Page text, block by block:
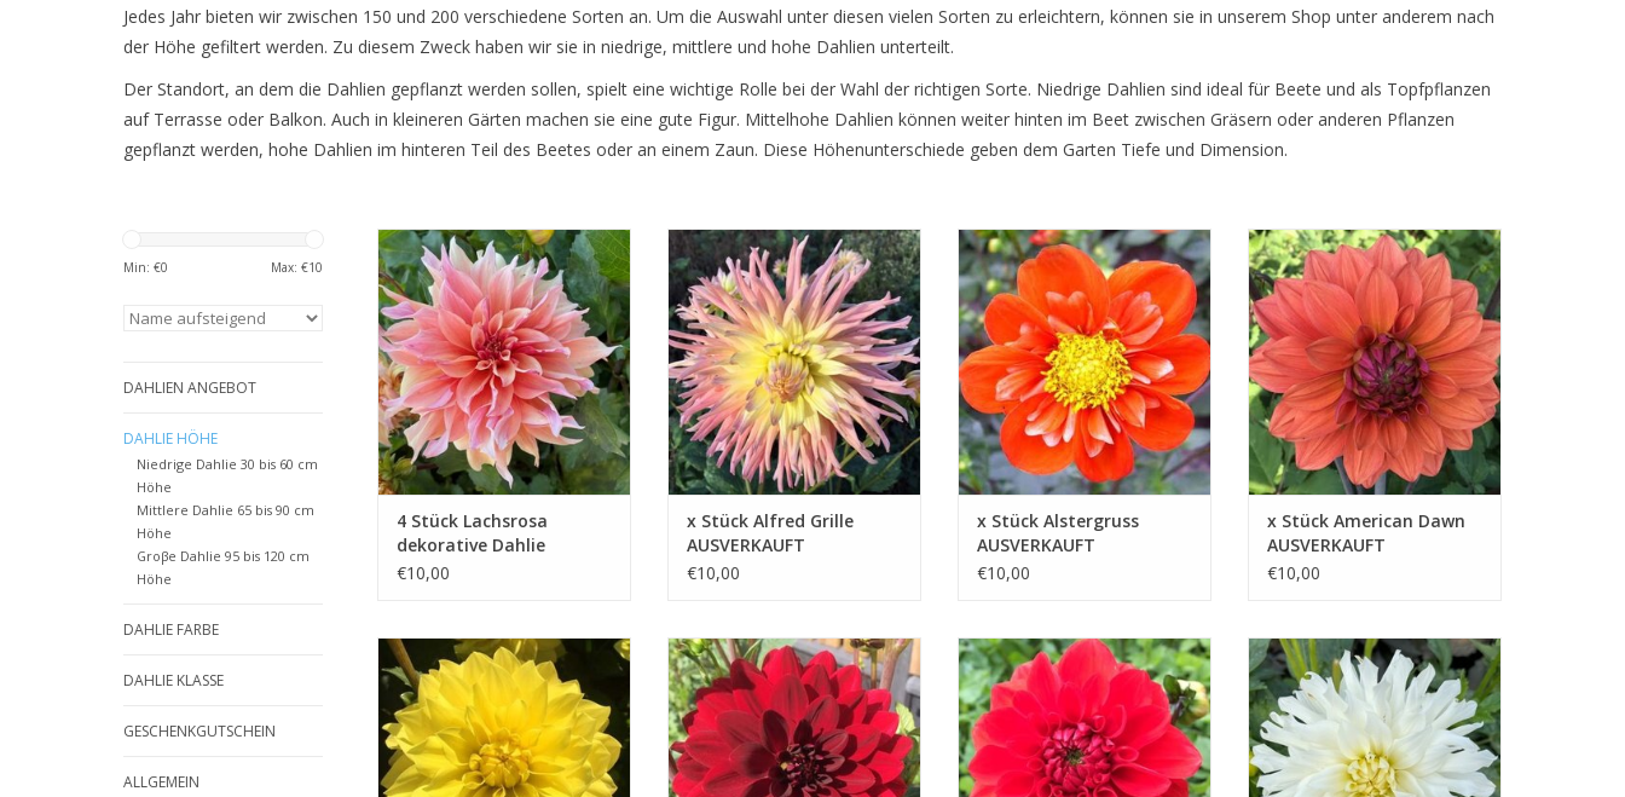
Jedes Jahr bieten wir zwischen 150 und 200 verschiedene Sorten an. Um die Auswahl unter diesen vielen Sorten zu erleichtern, können sie in unserem Shop unter anderem nach
der Höhe gefiltert werden. Zu diesem Zweck haben wir sie in niedrige, mittlere und hohe Dahlien unterteilt.
Der Standort, an dem die Dahlien gepflanzt werden sollen, spielt eine wichtige Rolle bei der Wahl der richtigen Sorte. Niedrige Dahlien sind ideal für Beete und als Topfpflanzen
auf Terrasse oder Balkon. Auch in kleineren Gärten machen sie eine gute Figur. Mittelhohe Dahlien können weiter hinten im Beet zwischen Gräsern oder anderen Pflanzen
gepflanzt werden, hohe Dahlien im hinteren Teil des Beetes oder an einem Zaun. Diese Höhenunterschiede geben dem Garten Tiefe und Dimension.
Min: €0 Max: €10
DAHLIEN ANGEBOT
DAHLIE HÖHE
Niedrige Dahlie 30 bis 60 cm
Höhe
Mittlere Dahlie 65 bis 90 cm
Höhe
Groβe Dahlie 95 bis 120 cm
Höhe
DAHLIE FARBE
DAHLIE KLASSE
GESCHENKGUTSCHEIN
ALLGEMEIN
Diese Dahlie weckt ein Gefühl von
Geheimnis und Abenteuer, wie
ein Labyrinth aus Farben und
Formen, in dem man sich
verlieren möchte
ZUM WARENKORB HINZUFÜGEN
4 Stück Lachsrosa
dekorative Dahlie
€10,00
Die auffällige gelb-rosa
Farbkombination und die
ungewöhnliche Blütenform
machen Alfred Grille zu zu etwas
Besonderem
ZUM WARENKORB HINZUFÜGEN
x Stück Alfred Grille
AUSVERKAUFT
€10,00
Eine wunderschöne Beetdahlie in
strahlendem Orange mit gelbem
Herz. Insekten lieben den Nektar
und bringen Leben in Ihren
Garten
ZUM WARENKORB HINZUFÜGEN
x Stück Alstergruss
AUSVERKAUFT
€10,00
Eine dekorative Dahlie mit
orange Farbton. Die purpurroten
Mitte bildet einen schönen
Kontrast zum tiefen Orange.
ZUM WARENKORB HINZUFÜGEN
x Stück American Dawn
AUSVERKAUFT
€10,00
Eine leuchtend gelbe
Schnittdahlie, die die Sonne in
Ihren Garten bringt
ZUM WARENKORB HINZUFÜGEN
Die tief dunkelrote Farbe macht
diese Schnittdahlie zur iedealen
Wahl für wunderschöne
Blumenarrangements
ZUM WARENKORB HINZUFÜGEN
Arnhem mit ihren hübschen roten
Blüten bringt Farbe und Leben in
jede Umgebung und die
Stimmung wird sofort aufgehellt
ZUM WARENKORB HINZUFÜGEN
Aspen ist eine attraktive Pflanze
für Ihren Garten. Mit ihren weißen
Blüten verschönert sie auch
Terrasse und Balkon
ZUM WARENKORB HINZUFÜGEN